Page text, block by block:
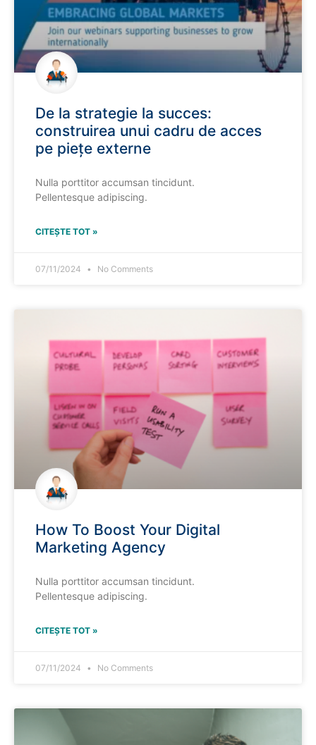
De la strategie la succes:
construirea unui cadru de acces
pe piețe externe
Nulla porttitor accumsan tincidunt.
Pellentesque adipiscing.
CITEȘTE TOT »
07/11/2024 No Comments
How To Boost Your Digital
Marketing Agency
Nulla porttitor accumsan tincidunt.
Pellentesque adipiscing.
CITEȘTE TOT »
07/11/2024 No Comments